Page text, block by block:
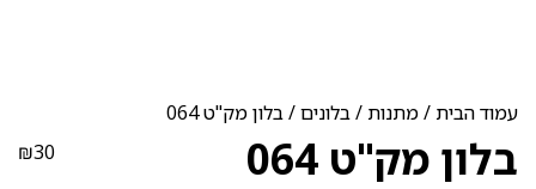
עמוד הבית /מתנות /בלונים/ בלון מק"ט 064
בלון מק"ט 064 ₪30